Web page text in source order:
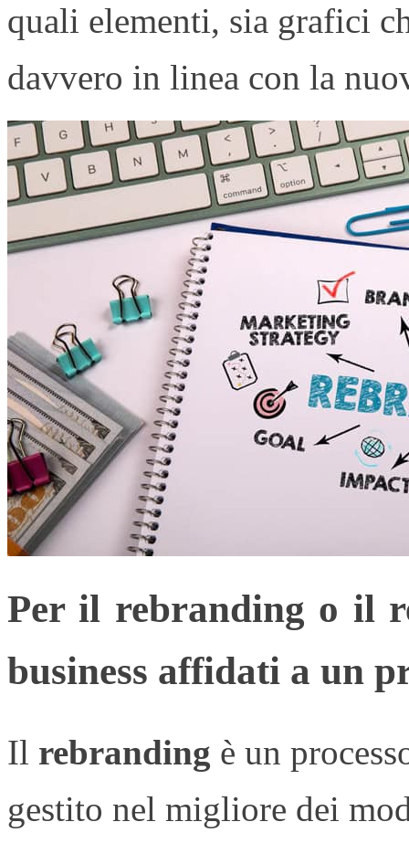
quali elementi, sia grafici
davvero in linea con la
Per il rebranding o il
business affidati a un
Il rebranding è un
gestito nel migliore dei